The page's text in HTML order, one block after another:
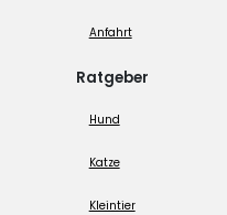
Anfahrt
Ratgeber
Hund
Katze
Kleintier